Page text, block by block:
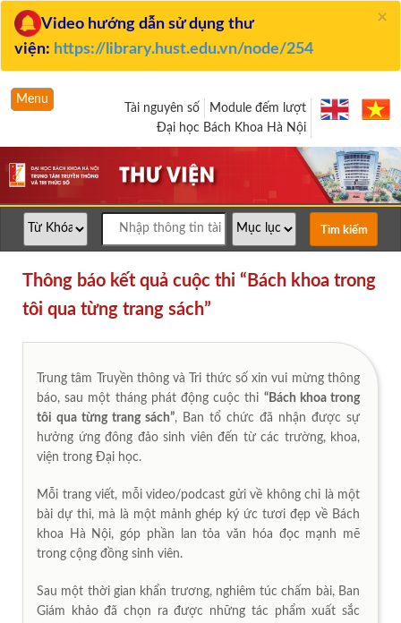
×
Video hướng dẫn sử dụng thư
viện: https://library.hust.edu.vn/node/254
Module đếm lượt
Tài nguyên số
Đại học Bách Khoa Hà Nội
Menu
Thông báo kết quả cuộc thi “Bách khoa trong
tôi qua từng trang sách”
Trung tâm Truyền thông và Tri thức số xin vui mừng thông
báo, sau một tháng phát động cuộc thi “Bách khoa trong
tôi qua từng trang sách”, Ban tổ chức đã nhận được sự
hưởng ứng đông đảo sinh viên đến từ các trường, khoa,
viện trong Đại học.
Mỗi trang viết, mỗi video/podcast gửi về không chỉ là một
bài dự thi, mà là một mảnh ghép ký ức tươi đẹp về Bách
khoa Hà Nội, góp phần lan tỏa văn hóa đọc mạnh mẽ
trong cộng đồng sinh viên.
Sau một thời gian khẩn trương, nghiêm túc chấm bài, Ban
Giám khảo đã chọn ra được những tác phẩm xuất sắc